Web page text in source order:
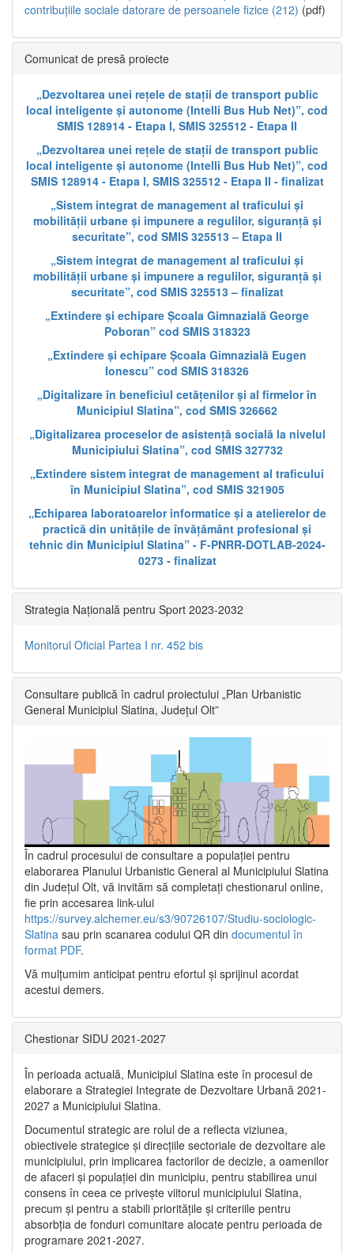
contribuțiile sociale datorare de persoanele fizice (212) (pdf)
Comunicat de presă proiecte
„Dezvoltarea unei rețele de stații de transport public
local inteligente și autonome (Intelli Bus Hub Net)”, cod
SMIS 128914 - Etapa I, SMIS 325512 - Etapa II
„Dezvoltarea unei rețele de stații de transport public
local inteligente și autonome (Intelli Bus Hub Net)”, cod
SMIS 128914 - Etapa I, SMIS 325512 - Etapa II - finalizat
„Sistem integrat de management al traficului și
mobilității urbane și impunere a regulilor, siguranță și
securitate”, cod SMIS 325513 – Etapa II
„Sistem integrat de management al traficului și
mobilității urbane și impunere a regulilor, siguranță și
securitate”, cod SMIS 325513 – finalizat
„Extindere și echipare Școala Gimnazială George
Poboran” cod SMIS 318323
„Extindere și echipare Școala Gimnazială Eugen
Ionescu” cod SMIS 318326
„Digitalizare în beneficiul cetățenilor și al firmelor în
Municipiul Slatina”, cod SMIS 326662
„Digitalizarea proceselor de asistență socială la nivelul
Municipiului Slatina”, cod SMIS 327732
„Extindere sistem integrat de management al traficului
în Municipiul Slatina”, cod SMIS 321905
„Echiparea laboratoarelor informatice și a atelierelor de
practică din unitățile de învățământ profesional și
tehnic din Municipiul Slatina” - F-PNRR-DOTLAB-2024-
0273 - finalizat
Strategia Națională pentru Sport 2023-2032
Monitorul Oficial Partea I nr. 452 bis
Consultare publică în cadrul proiectului „Plan Urbanistic
General Municipiul Slatina, Județul Olt”
În cadrul procesului de consultare a populaţiei pentru
elaborarea Planului Urbanistic General al Municipiului Slatina
din Județul Olt, vă invităm să completați chestionarul online,
fie prin accesarea link-ului
https://survey.alchemer.eu/s3/90726107/Studiu-sociologic-
Slatina sau prin scanarea codului QR din documentul în
format PDF.
Vă mulţumim anticipat pentru efortul şi sprijinul acordat
acestui demers.
Chestionar SIDU 2021-2027
În perioada actuală, Municipiul Slatina este în procesul de
elaborare a Strategiei Integrate de Dezvoltare Urbană 2021‐
2027 a Municipiului Slatina.
Documentul strategic are rolul de a reflecta viziunea,
obiectivele strategice și direcțiile sectoriale de dezvoltare ale
municipiului, prin implicarea factorilor de decizie, a oamenilor
de afaceri și populației din municipiu, pentru stabilirea unui
consens în ceea ce privește viitorul municipiului Slatina,
precum și pentru a stabili prioritățile și criteriile pentru
absorbția de fonduri comunitare alocate pentru perioada de
programare 2021-2027.